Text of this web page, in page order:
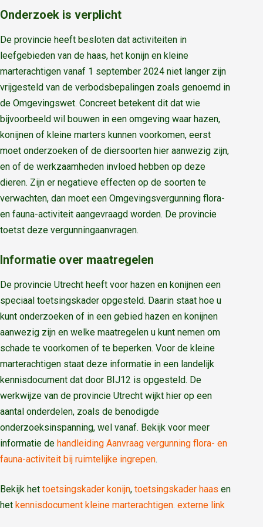
Onderzoek is verplicht
De provincie heeft besloten dat activiteiten in
leefgebieden van de haas, het konijn en kleine
marterachtigen vanaf 1 september 2024 niet langer zijn
vrijgesteld van de verbodsbepalingen zoals genoemd in
de Omgevingswet. Concreet betekent dit dat wie
bijvoorbeeld wil bouwen in een omgeving waar hazen,
konijnen of kleine marters kunnen voorkomen, eerst
moet onderzoeken of de diersoorten hier aanwezig zijn,
en of de werkzaamheden invloed hebben op deze
dieren. Zijn er negatieve effecten op de soorten te
verwachten, dan moet een Omgevingsvergunning flora-
en fauna-activiteit aangevraagd worden. De provincie
toetst deze vergunningaanvragen.
Informatie over maatregelen
De provincie Utrecht heeft voor hazen en konijnen een
speciaal toetsingskader opgesteld. Daarin staat hoe u
kunt onderzoeken of in een gebied hazen en konijnen
aanwezig zijn en welke maatregelen u kunt nemen om
schade te voorkomen of te beperken. Voor de kleine
marterachtigen staat deze informatie in een landelijk
kennisdocument dat door BIJ12 is opgesteld. De
werkwijze van de provincie Utrecht wijkt hier op een
aantal onderdelen, zoals de benodigde
onderzoeksinspanning, wel vanaf. Bekijk voor meer
informatie de handleiding Aanvraag vergunning flora- en
fauna-activiteit bij ruimtelijke ingrepen.
Bekijk het toetsingskader konijn, toetsingskader haas en
het kennisdocument kleine marterachtigen. externe link